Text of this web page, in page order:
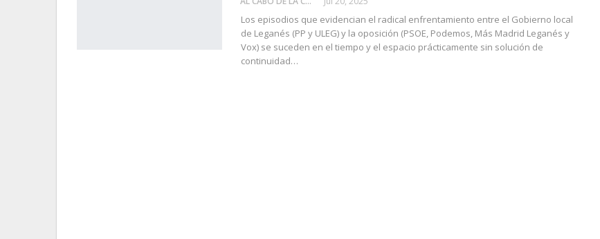
Los episodios que evidencian el radical enfrentamiento entre el Gobierno local
de Leganés (PP y ULEG) y la oposición (PSOE, Podemos, Más Madrid Leganés y
Vox) se suceden en el tiempo y el espacio prácticamente sin solución de
continuidad…